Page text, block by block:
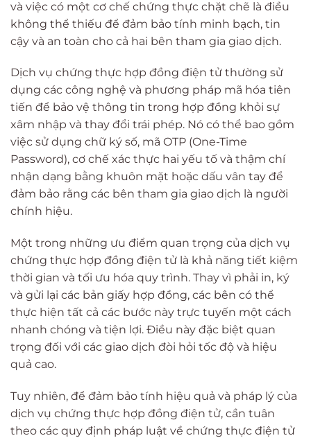
và việc có một cơ chế chứng thực chặt chẽ là điều
không thể thiếu để đảm bảo tính minh bạch, tin
cậy và an toàn cho cả hai bên tham gia giao dịch.
Dịch vụ chứng thực hợp đồng điện tử thường sử
dụng các công nghệ và phương pháp mã hóa tiên
tiến để bảo vệ thông tin trong hợp đồng khỏi sự
xâm nhập và thay đổi trái phép. Nó có thể bao gồm
việc sử dụng chữ ký số, mã OTP (One-Time
Password), cơ chế xác thực hai yếu tố và thậm chí
nhận dạng bằng khuôn mặt hoặc dấu vân tay để
đảm bảo rằng các bên tham gia giao dịch là người
chính hiệu.
Một trong những ưu điểm quan trọng của dịch vụ
chứng thực hợp đồng điện tử là khả năng tiết kiệm
thời gian và tối ưu hóa quy trình. Thay vì phải in, ký
và gửi lại các bản giấy hợp đồng, các bên có thể
thực hiện tất cả các bước này trực tuyến một cách
nhanh chóng và tiện lợi. Điều này đặc biệt quan
trọng đối với các giao dịch đòi hỏi tốc độ và hiệu
quả cao.
Tuy nhiên, để đảm bảo tính hiệu quả và pháp lý của
dịch vụ chứng thực hợp đồng điện tử, cần tuân
theo các quy định pháp luật về chứng thực điện tử